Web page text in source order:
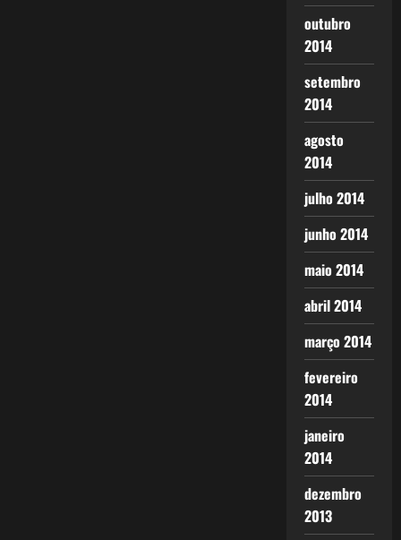
outubro
2014
setembro
2014
agosto
2014
julho 2014
junho 2014
maio 2014
abril 2014
março 2014
fevereiro
2014
janeiro
2014
dezembro
2013